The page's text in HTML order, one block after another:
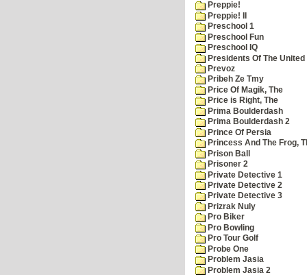
Preppie!
Preppie! II
Preschool 1
Preschool Fun
Preschool IQ
Presidents Of The
Prevoz
Pribeh Ze Tmy
Price Of Magik, The
Price is Right, The
Prima Boulderdash
Prima Boulderdash 2
Prince Of Persia
Princess And The Frog,
Prison Ball
Prisoner 2
Private Detective 1
Private Detective 2
Private Detective 3
Prizrak Nuly
Pro Biker
Pro Bowling
Pro Tour Golf
Probe One
Problem Jasia
Problem Jasia 2